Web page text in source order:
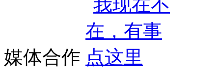
媒体合作